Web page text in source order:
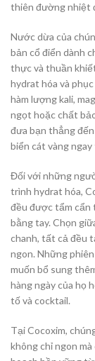
thiên đường nhiệt
Nước dừa của
bản cổ điển dành
thực và thuần
hydrat hóa và
hàm lượng kali,
ngọt hoặc chất
đưa bạn thẳng
biển cát vàng
Đối với những
trình hydrat hóa,
đều được tẩm
bằng tay. Chọn
chanh, tất cả đều
ngon. Những
muốn bổ sung
hàng ngày của họ
tố và cocktail.
Tại Cocoxim,
không chỉ ngon